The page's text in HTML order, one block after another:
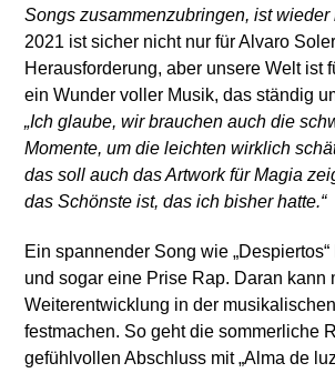
Songs zusammenzubringen, ist wieder
2021 ist sicher nicht nur für Alvaro
Herausforderung, aber unsere Welt ist
ein Wunder voller Musik, das ständig
„Ich glaube, wir brauchen auch die
Momente, um die leichten wirklich
das soll auch das Artwork für Magia
das Schönste ist, das ich bisher hatte.“
Ein spannender Song wie „Despiertos“
und sogar eine Prise Rap. Daran kann
Weiterentwicklung in der
festmachen. So geht die sommerliche
gefühlvollen Abschluss mit „Alma de